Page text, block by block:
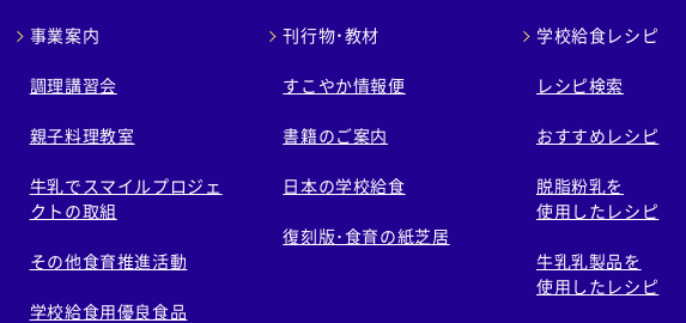
事業案内
調理講習会
親子料理教室
牛乳でスマイルプロジェ
クトの取組
その他食育推進活動
学校給食用優良食品
刊行物・教材
すこやか情報便
書籍のご案内
日本の学校給食
復刻版･食育の紙芝居
学校給食レシピ
レシピ検索
おすすめレシピ
脱脂粉乳を
使用したレシピ
牛乳乳製品を
使用したレシピ